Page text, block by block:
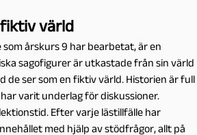
värld
som årskurs 9 har bearbetat, är en
sagofigurer är utkastade från sin värld
de ser som en fiktiv värld. Historien är full
varit underlag för diskussioner.
Efter varje lästillfälle har
med hjälp av stödfrågor, allt på